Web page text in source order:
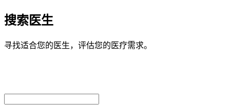
搜索医生
寻找适合您的医生，评估您的医疗需求。